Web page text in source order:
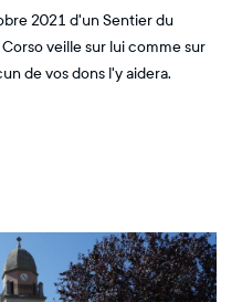
2021 d'un Sentier du
veille sur lui comme sur
de vos dons l'y aidera.